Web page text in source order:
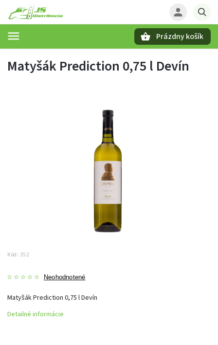
Prázdny košík
Matyšák Prediction 0,75 l Devín
Kód: 352
Neohodnotené
Matyšák Prediction 0,75 l Devín
Detailné informácie